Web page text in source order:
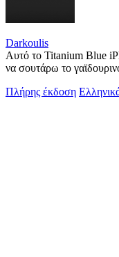
Darkoulis
Αυτό το Titanium Blue
να σουτάρω το
Πλήρης έκδοση